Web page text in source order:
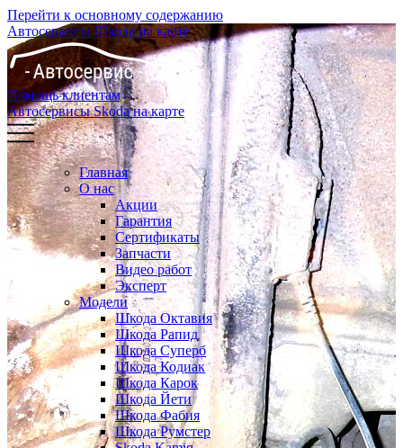
Перейти к основному содержанию
Автосервисы Шкода на карте
Помощь клиентам
Автосервисы Skoda на карте
Главная
О нас
Акции
Гарантия
Сертификаты
Запчасти
Видео работ
Эксперт
Модели
Шкода Октавия
Шкода Рапид
Шкода Суперб
Шкода Кодиак
Шкода Карок
Шкода Йети
Шкода Фабия
Шкода Румстер